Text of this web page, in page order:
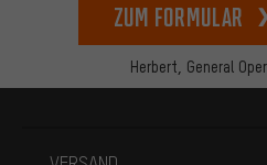
Herbert, General
zum Formular